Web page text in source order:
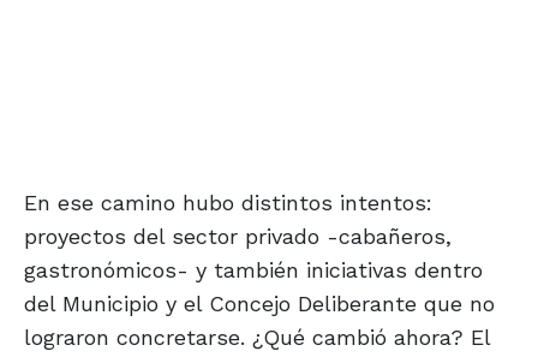
En ese camino hubo distintos intentos:
proyectos del sector privado -cabañeros,
gastronómicos- y también iniciativas dentro
del Municipio y el Concejo Deliberante que no
lograron concretarse. ¿Qué cambió ahora? El